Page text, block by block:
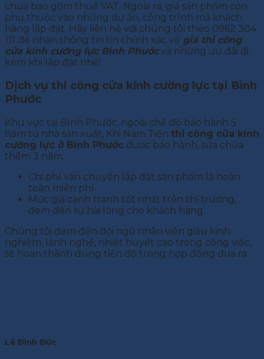
chưa bao gồm thuế VAT. Ngoài ra, giá sản phẩm còn
phụ thuộc vào những dự án, công trình mà khách
hàng lắp đặt. Hãy liên hệ với chúng tôi theo 0962 304
111 để nhận thông tin tin chính xác về giá thi công
cửa kính cường lực Bình Phướcvà những ưu đãi đi
kèm khi lắp đặt nhé!
Dịch vụ thi công cửa kính cường lực tại Bình
Phước
Khu vực tại Bình Phước, ngoài chế độ bảo hành 5
năm từ nhà sản xuất, Khi Nam Tiến thi công cửa kính
cường lực ở Bình Phước được bảo hành, sửa chữa
thêm 3 năm.
Chi phí vận chuyển lắp đặt sản phẩm là hoàn
toàn miễn phí.
Mức giá cạnh tranh tốt nhất trên thị trường,
đem đến sự hài lòng cho khách hàng.
Chúng tôi đem đến đội ngũ nhân viên giàu kinh
nghiệm, lành nghề, nhiệt huyết cao trong công việc,
sẽ hoàn thành đúng tiến độ trong hợp đồng đưa ra.
Lê Đình Đức